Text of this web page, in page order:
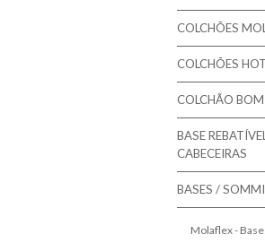
Bestbed -
Artiflex -
Colchões para
Colchões de
COLCHÕES
COLCHÕES
COLCHÃO
BASE
CABECEIRAS
BASES /
Molaflex -